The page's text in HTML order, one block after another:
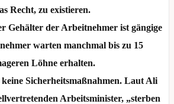
Recht, zu existieren.
Gehälter der Arbeitnehmer ist gängige
warten manchmal bis zu 15
Löhne erhalten.
Sicherheitsmaßnahmen. Laut Ali
Arbeitsminister, „sterben